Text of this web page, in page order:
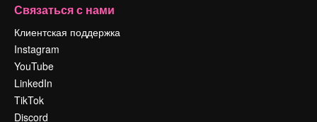
Связаться с нами
Клиентская поддержка
Instagram
YouTube
LinkedIn
TikTok
Discord